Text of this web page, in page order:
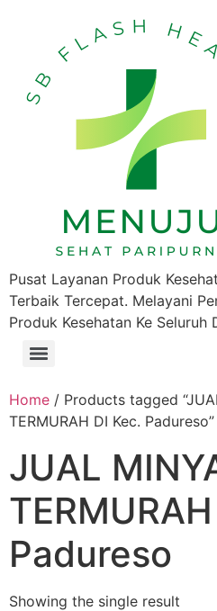
Pusat Layanan Produk
Terbaik Tercepat. Melayani
Produk Kesehatan Ke Seluruh
Home / Products tagged
TERMURAH DI Kec. Padureso”
JUAL
Padureso
Showing the single result